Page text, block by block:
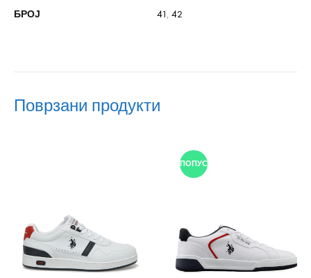
БРОЈ 41, 42
Поврзани продукти
ПОПУСТ